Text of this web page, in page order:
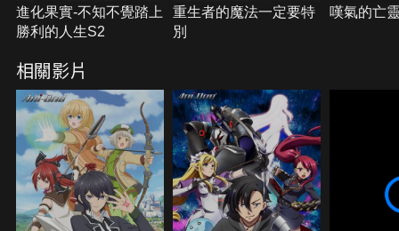
進化果實-不知不覺踏上
勝利的人生S2
重生者的魔法一定要特
別
嘆氣的亡
相關影片